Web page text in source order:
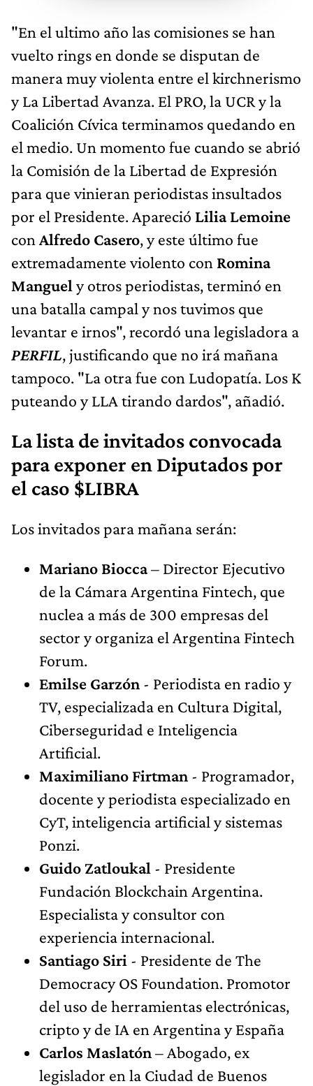
"En el ultimo año las comisiones se han
vuelto rings en donde se disputan de
manera muy violenta entre el kirchnerismo
y La Libertad Avanza. El PRO, la UCR y la
Coalición Cívica terminamos quedando en
el medio. Un momento fue cuando se abrió
la Comisión de la Libertad de Expresión
para que vinieran periodistas insultados
por el Presidente. Apareció Lilia Lemoine
con Alfredo Casero, y este último fue
extremadamente violento con Romina
Manguel y otros periodistas, terminó en
una batalla campal y nos tuvimos que
levantar e irnos", recordó una legisladora a
PERFIL, justificando que no irá mañana
tampoco. "La otra fue con Ludopatía. Los K
puteando y LLA tirando dardos", añadió.
La lista de invitados convocada
para exponer en Diputados por
el caso $LIBRA
Los invitados para mañana serán:
Mariano Biocca– Director Ejecutivo
de la Cámara Argentina Fintech, que
nuclea a más de 300 empresas del
sector y organiza el Argentina Fintech
Forum.
Emilse Garzón - Periodista en radio y
TV, especializada en Cultura Digital,
Ciberseguridad e Inteligencia
Artificial.
Maximiliano Firtman - Programador,
docente y periodista especializado en
CyT, inteligencia artificial y sistemas
Ponzi.
Guido Zatloukal - Presidente
Fundación Blockchain Argentina.
Especialista y consultor con
experiencia internacional.
Santiago Siri - Presidente de The
Democracy OS Foundation. Promotor
del uso de herramientas electrónicas,
cripto y de IA en Argentina y España
Carlos Maslatón– Abogado, ex
legislador en la Ciudad de Buenos